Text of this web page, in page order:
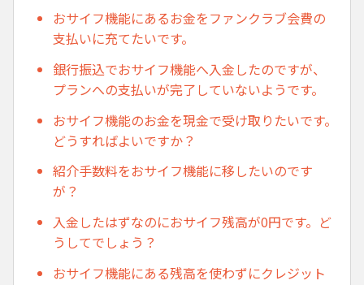
おサイフ機能にあるお金をファンクラブ会費の
支払いに充てたいです。
銀行振込でおサイフ機能へ入金したのですが、
プランへの支払いが完了していないようです。
おサイフ機能のお金を現金で受け取りたいです。
どうすればよいですか？
紹介手数料をおサイフ機能に移したいのです
が？
入金したはずなのにおサイフ残高が0円です。ど
うしてでしょう？
おサイフ機能にある残高を使わずにクレジット